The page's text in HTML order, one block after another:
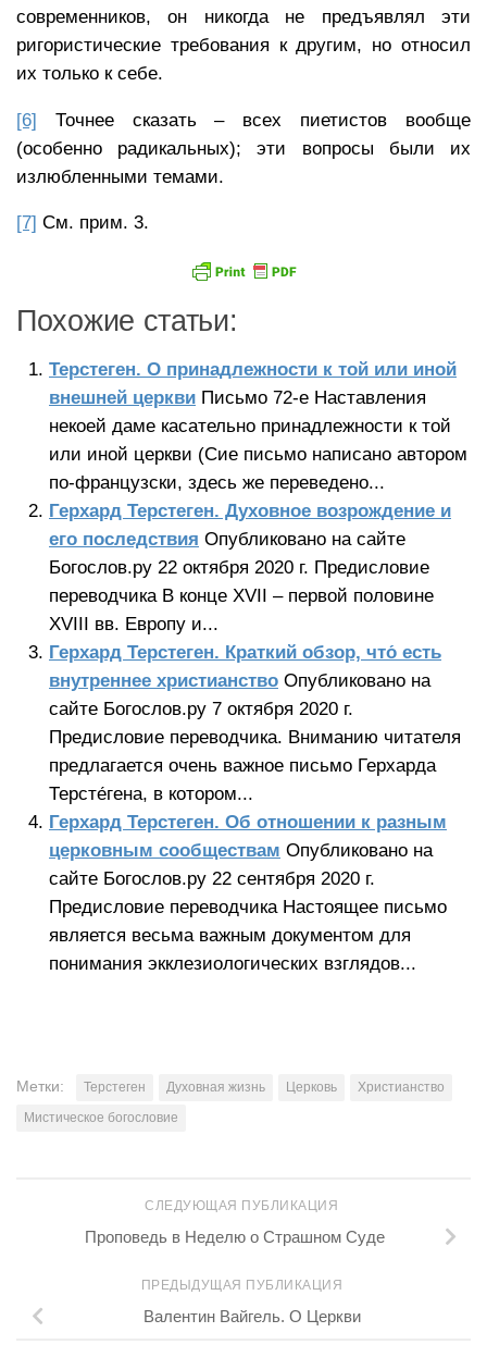
современников, он никогда не предъявлял эти
ригористические требования к другим, но относил
их только к себе.
[6] Точнее сказать – всех пиетистов вообще
(особенно радикальных); эти вопросы были их
излюбленными темами.
[7] См. прим. 3.
Похожие статьи:
Терстеген. О принадлежности к той или иной
внешней церкви Письмо 72-е Наставления
некоей даме касательно принадлежности к той
или иной церкви (Сие письмо написано автором
по-французски, здесь же переведено...
Герхард Терстеген. Духовное возрождение и
его последствия Опубликовано на сайте
Богослов.ру 22 октября 2020 г. Предисловие
переводчика В конце XVII – первой половине
XVIII вв. Европу и...
Герхард Терстеген. Краткий обзор, что́ есть
внутреннее христианство Опубликовано на
сайте Богослов.ру 7 октября 2020 г.
Предисловие переводчика. Вниманию читателя
предлагается очень важное письмо Герхарда
Терсте́гена, в котором...
Герхард Терстеген. Об отношении к разным
церковным сообществам Опубликовано на
сайте Богослов.ру 22 сентября 2020 г.
Предисловие переводчика Настоящее письмо
является весьма важным документом для
понимания экклезиологических взглядов...
Метки: Терстеген Духовная жизнь Церковь
Христианство
Мистическое богословие
СЛЕДУЮЩАЯ ПУБЛИКАЦИЯ
Проповедь в Неделю о Страшном Суде
ПРЕДЫДУЩАЯ ПУБЛИКАЦИЯ
Валентин Вайгель. О Церкви